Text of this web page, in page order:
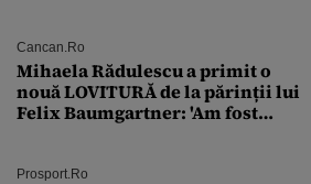
Cancan.ro
Mihaela Rădulescu a primit o
nouă LOVITURĂ de la părinții lui
Felix Baumgartner: 'Am fost
Prosport.ro